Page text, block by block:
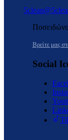
Βρείτε μας
Social